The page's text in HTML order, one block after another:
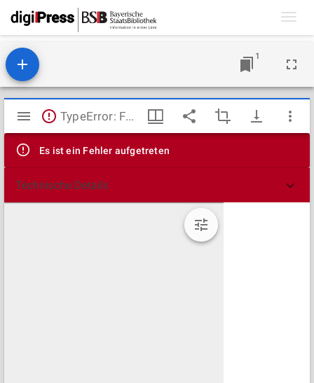
1
Mirador
Viewer
TypeError: Failed to fetch
Es ist ein Fehler aufgetreten
Technische Details